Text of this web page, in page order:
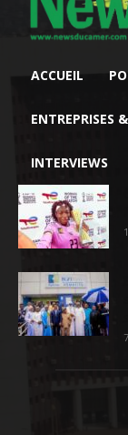
ACCUEIL
ENTREPRISES
INTERVIEWS